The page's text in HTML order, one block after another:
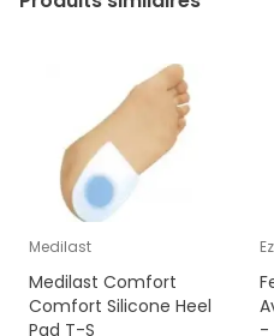
Medilast
Medilast Comfort
Comfort Silicone Heel
Pad T-S
-